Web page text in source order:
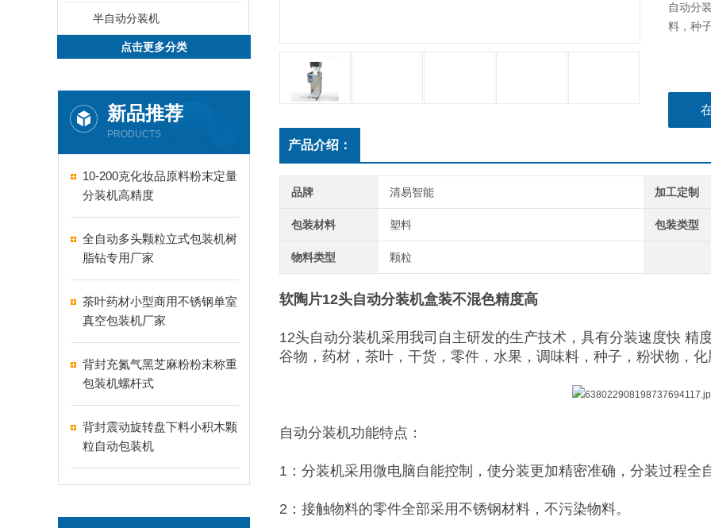
半自动分装机
点击更多分类
新品推荐
PRODUCTS
10-200克化妆品原料粉末定量
分装机高精度
全自动多头颗粒立式包装机树
脂钻专用厂家
茶叶药材小型商用不锈钢单室
真空包装机厂家
背封充氮气黑芝麻粉粉末称重
包装机螺杆式
背封震动旋转盘下料小积木颗
粒自动包装机
自动分
料，种
产品介绍：
品牌 清易智能 加工定制
包装材料 塑料 包装类型
物料类型 颗粒
软陶片12头自动分装机盒装不混色精度高
12头自动分装机采用我司自主研发的生产技术，具有分装速度快 精
谷物，药材，茶叶，干货，零件，水果，调味料，种子，粉状物，
自动分装机功能特点：
1：分装机采用微电脑自能控制，使分装更加精密准确，分装过程全
2：接触物料的零件全部采用不锈钢材料，不污染物料。